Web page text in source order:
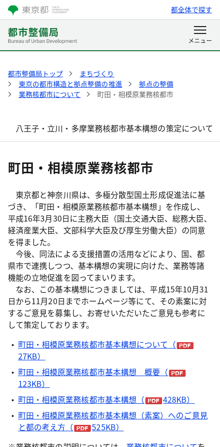
都全体で探す
都市整備局トップ
まちづくり
東京の都市構造と拠点整備の推進
拠点の整備
業務核都市について
町田・相模原業務核都市
八王子・立川・多摩業務核都市基本構想の策定について
町田・相模原業務核都市
東京都と神奈川県は、多極分散型国土形成促進法に基
づき、「町田・相模原業務核都市基本構想」を作成し、
平成16年3月30日に主務大臣（国土交通大臣、総務大臣、
経済産業大臣、文部科学大臣及び厚生労働大臣）の同意
を得ました。
今後、同法による支援措置の活用などにより、国、都
県市で連携しつつ、基本構想の実現に向けた、業務等諸
機能の立地促進を図ってまいります。
なお、この基本構想につきましては、平成15年10月31
日から11月20日までホームページ等にて、その素案に対
するご意見を募集し、お寄せいただいたご意見も参考に
して策定しております。
町田・相模原業務核都市基本構想について（
27KB）
町田・相模原業務核都市基本構想 概要（
123KB）
町田・相模原業務核都市基本構想（
428KB）
町田・相模原業務核都市基本構想（素案）へのご意見
と都の考え方（
525KB）